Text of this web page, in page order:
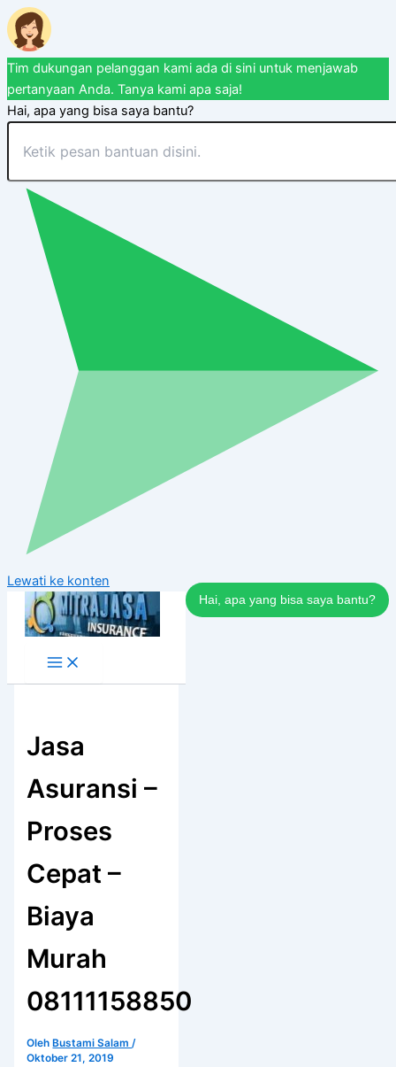
Tim dukungan pelanggan kami ada di sini untuk menjawab
pertanyaan Anda. Tanya kami apa saja!
Hai, apa yang bisa saya bantu?
Hai, apa yang bisa saya bantu?
Lewati ke konten
Jasa
Asuransi –
Proses
Cepat –
Biaya
Murah
08111158850
Oleh Bustami Salam/
Oktober 21, 2019